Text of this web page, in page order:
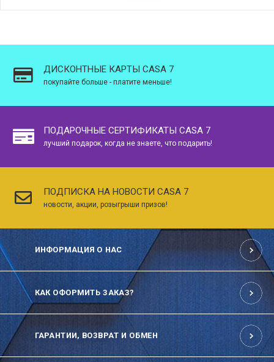
ДИСКОНТНЫЕ КАРТЫ CASA 7
покупайте больше - платите меньше!
ПОДАРОЧНЫЕ СЕРТИФИКАТЫ CASA 7
лучший подарок, когда не знаете, что подарить!
ПОДПИСКА НА НОВОСТИ CASA 7
новости, акции, розыгрыши призов!
ИНФОРМАЦИЯ О НАС
КАК ОФОРМИТЬ ЗАКАЗ?
ГАРАНТИИ, ВОЗВРАТ И ОБМЕН